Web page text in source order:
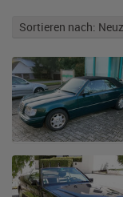
Sortieren